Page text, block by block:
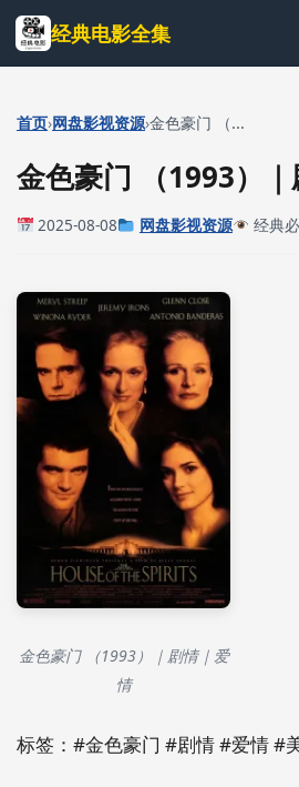
跳
到
主
内
经典电影全集
首页›网盘影视资源›金色豪门 （...
金色豪门 （1993）
2025-08-08 网盘影视资源 经典
金色豪门 （1993）｜剧情｜爱
情
标签：#金色豪门 #剧情 #爱情 #